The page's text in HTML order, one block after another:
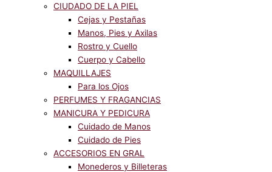
CIUDADO DE LA PIEL
Cejas y Pestañas
Manos, Pies y Axilas
Rostro y Cuello
Cuerpo y Cabello
MAQUILLAJES
Para los Ojos
PERFUMES Y FRAGANCIAS
MANICURA Y PEDICURA
Cuidado de Manos
Cuidado de Pies
ACCESORIOS EN GRAL
Monederos y Billeteras